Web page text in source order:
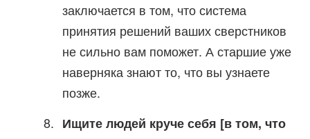
заключается в том, что система
принятия решений ваших сверстников
не сильно вам поможет. А старшие уже
наверняка знают то, что вы узнаете
позже.
Ищите людей круче себя [в том, что